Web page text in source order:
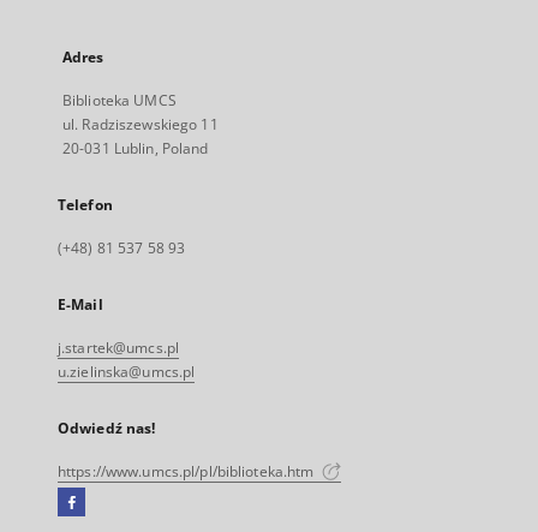
Adres
Biblioteka UMCS
ul. Radziszewskiego 11
20-031 Lublin, Poland
Telefon
(+48) 81 537 58 93
E-Mail
j.startek@umcs.pl
u.zielinska@umcs.pl
Odwiedź nas!
https://www.umcs.pl/pl/biblioteka.htm
Facebook